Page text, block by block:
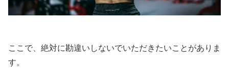
ここで、絶対に勘違いしないでいただきたいことがありま
す。